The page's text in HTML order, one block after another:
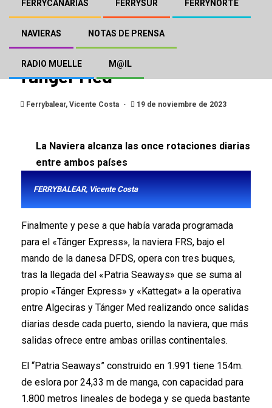
FERRYCANARIAS FERRYSUR FERRYNORTE
NAVIERAS NOTAS DE PRENSA
RADIO MUELLE M@IL
FRS/DFDS opera con tres
buques entre Algeciras y
Tánger Med
Ferrybalear, Vicente Costa 19 de noviembre de 2023
La Naviera alcanza las once rotaciones diarias
entre ambos países
FERRYBALEAR, Vicente Costa
Finalmente y pese a que había varada programada
para el «Tánger Express», la naviera FRS, bajo el
mando de la danesa DFDS, opera con tres buques,
tras la llegada del «Patria Seaways» que se suma al
propio «Tánger Express» y «Kattegat» a la operativa
entre Algeciras y Tánger Med realizando once salidas
diarias desde cada puerto, siendo la naviera, que más
salidas ofrece entre ambas orillas continentales.
El “Patria Seaways” construido en 1.991 tiene 154m.
de eslora por 24,33 m de manga, con capacidad para
1.800 metros lineales de bodega y se queda bastante